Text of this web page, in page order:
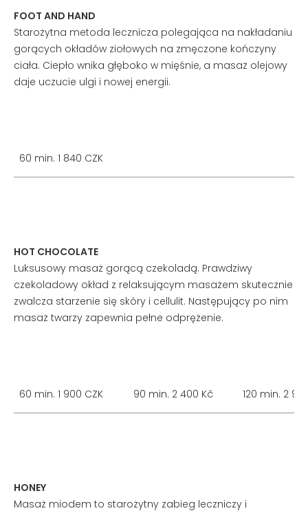
FOOT AND HAND
Starożytna metoda lecznicza polegająca na nakładaniu
gorących okładów ziołowych na zmęczone kończyny
ciała. Ciepło wnika głęboko w mięśnie, a masaż olejowy
daje uczucie ulgi i nowej energii.
60 min. 1 840 CZK
HOT CHOCOLATE
Luksusowy masaż gorącą czekoladą. Prawdziwy
czekoladowy okład z relaksującym masażem skutecznie
zwalcza starzenie się skóry i cellulit. Następujący po nim
masaż twarzy zapewnia pełne odprężenie.
60 min. 1 900 CZK 90 min. 2 400 Kč 120 min. 2
HONEY
Masaż miodem to starożytny zabieg leczniczy i